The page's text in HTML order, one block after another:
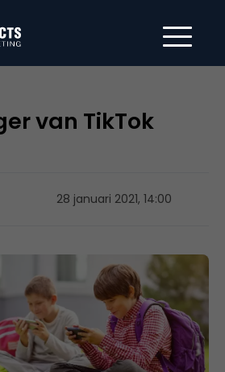
van TikTok
28 januari 2021, 14:00